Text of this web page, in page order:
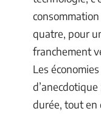
quatre, pour
franchement
Les
durée, tout en